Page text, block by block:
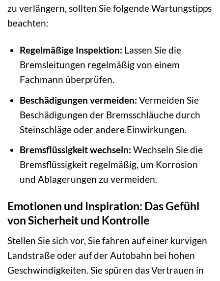
zu verlängern, sollten Sie folgende Wartungstipps
beachten:
Regelmäßige Inspektion: Lassen Sie die
Bremsleitungen regelmäßig von einem
Fachmann überprüfen.
Beschädigungen vermeiden: Vermeiden Sie
Beschädigungen der Bremsschläuche durch
Steinschläge oder andere Einwirkungen.
Bremsflüssigkeit wechseln: Wechseln Sie die
Bremsflüssigkeit regelmäßig, um Korrosion
und Ablagerungen zu vermeiden.
Emotionen und Inspiration: Das Gefühl
von Sicherheit und Kontrolle
Stellen Sie sich vor, Sie fahren auf einer kurvigen
Landstraße oder auf der Autobahn bei hohen
Geschwindigkeiten. Sie spüren das Vertrauen in